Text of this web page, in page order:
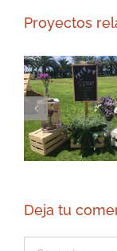
Proyectos
Deja tu